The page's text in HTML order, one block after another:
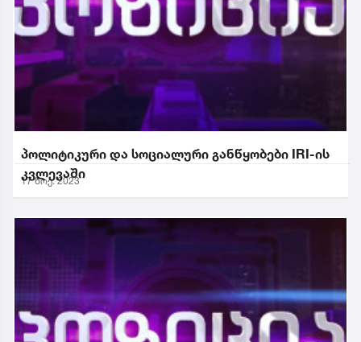
პოლიტიკური და სოციალური განწყობები IRI-ის
კვლევაში
17 ნოე. 2023